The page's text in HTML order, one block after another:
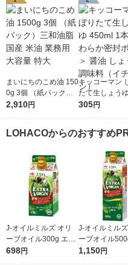
まいにちのこめ油 150
0g 3個 （紙パック）
三和油脂 国産 米油 業
2,910円
キッコーマン
たて生しょう
l 1本 ＜やわら
シ）
305円
LOHACOからのおすすめ
J-オイルミルズ オリ
ーブオイル300g エキ
ストラバージン スペ
698円
J-オイルミルズ
ーブオイル
ストラバージン
1,150円